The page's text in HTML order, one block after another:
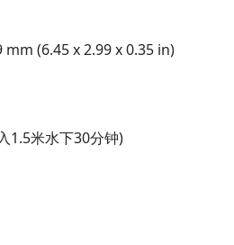
mm (6.45 x 2.99 x 0.35 in)
1.5米水下30分钟)